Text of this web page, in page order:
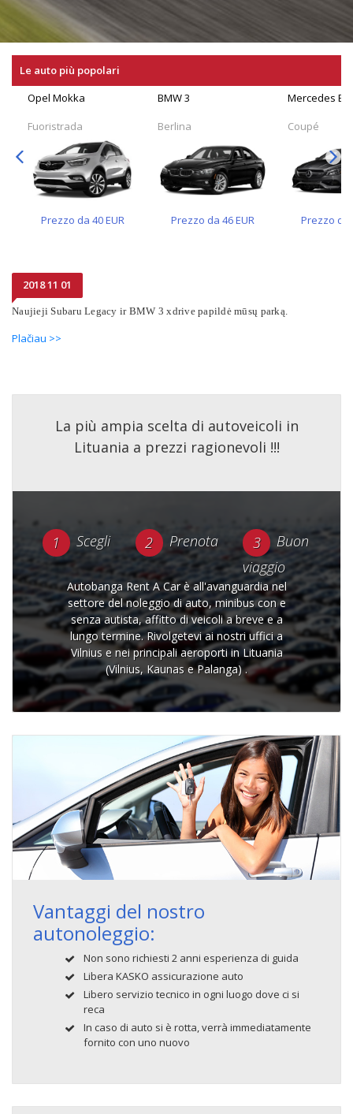
Le auto più popolari
Opel Mokka
Fuoristrada
Prezzo da 40EUR
BMW 3
Berlina
Prezzo da 46EUR
Mercedes
Coupé
Prezzo da
2018 11 01
Naujieji Subaru Legacy ir BMW 3 xdrive papildė mūsų parką.
Plačiau >>
La più ampia scelta di autoveicoli in
Lituania a prezzi ragionevoli !!!
Scegli Prenota
Buon
viaggio
Autobanga Rent A Car è all'avanguardia nel
settore del noleggio di auto, minibus con e
senza autista, affitto di veicoli a breve e a
lungo termine. Rivolgetevi ai nostri uffici a
Vilnius e nei principali aeroporti in Lituania
(Vilnius, Kaunas e Palanga) .
Vantaggi del nostro
autonoleggio:
Non sono richiesti 2 anni esperienza di guida
Libera KASKO assicurazione auto
Libero servizio tecnico in ogni luogo dove ci si
reca
In caso di auto si è rotta, verrà immediatamente
fornito con uno nuovo